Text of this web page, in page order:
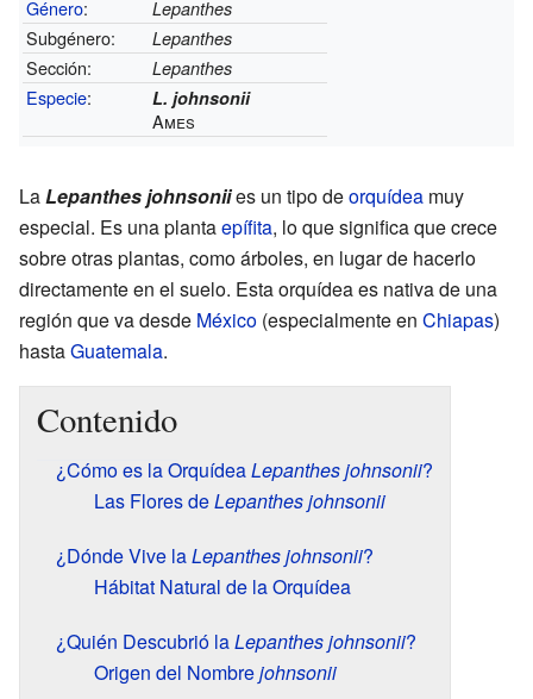
Género: Lepanthes
Subgénero: Lepanthes
Sección: Lepanthes
Especie: L. johnsonii
Ames
LaLepanthes johnsoniies un tipo deorquídea muy
especial. Es una plantaepífita, lo que significa que crece
sobre otras plantas, como árboles, en lugar de hacerlo
directamente en el suelo. Esta orquídea es nativa de una
región que va desde México (especialmente en Chiapas)
hastaGuatemala.
Contenido
¿Cómo es la OrquídeaLepanthes johnsonii?
Las Flores deLepanthes johnsonii
¿Dónde Vive laLepanthes johnsonii?
Hábitat Natural de la Orquídea
¿Quién Descubrió laLepanthes johnsonii?
Origen del Nombrejohnsonii